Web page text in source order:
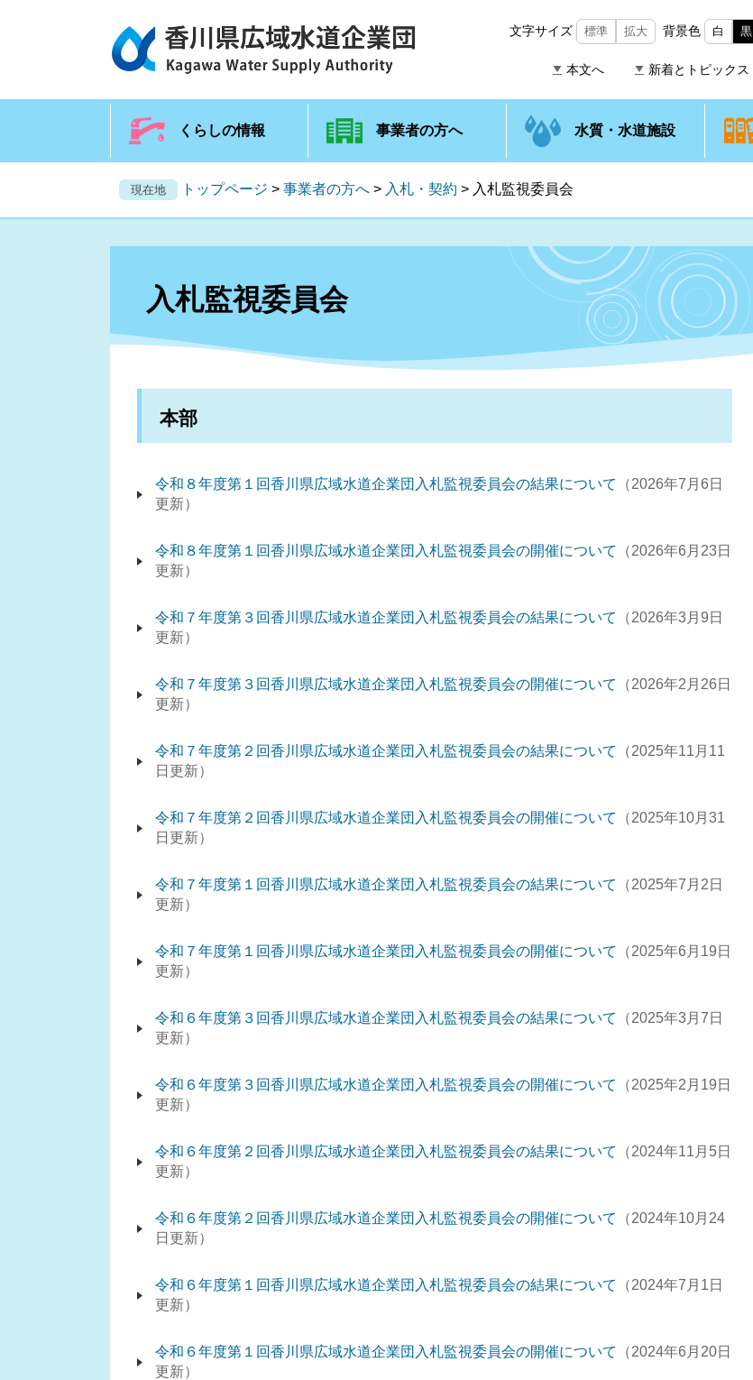
文字サイズ 標準 拡大 背景色 白 黒
本文へ 新着とトピックス
くらしの情報 事業者の方へ 水質・水道施設
現在地 トップページ > 事業者の方へ > 入札・契約 > 入札監視委員会
入札監視委員会
本部
令和８年度第１回香川県広域水道企業団入札監視委員会の結果について
2026年7月6日
更新
令和８年度第１回香川県広域水道企業団入札監視委員会の開催について
2026年6月23日
更新
令和７年度第３回香川県広域水道企業団入札監視委員会の結果について
2026年3月9日
更新
令和７年度第３回香川県広域水道企業団入札監視委員会の開催について
2026年2月26日
更新
令和７年度第２回香川県広域水道企業団入札監視委員会の結果について
2025年11月11
日更新
令和７年度第２回香川県広域水道企業団入札監視委員会の開催について
2025年10月31
日更新
令和７年度第１回香川県広域水道企業団入札監視委員会の結果について
2025年7月2日
更新
令和７年度第１回香川県広域水道企業団入札監視委員会の開催について
2025年6月19日
更新
令和６年度第３回香川県広域水道企業団入札監視委員会の結果について
2025年3月7日
更新
令和６年度第３回香川県広域水道企業団入札監視委員会の開催について
2025年2月19日
更新
令和６年度第２回香川県広域水道企業団入札監視委員会の結果について
2024年11月5日
更新
令和６年度第２回香川県広域水道企業団入札監視委員会の開催について
2024年10月24
日更新
令和６年度第１回香川県広域水道企業団入札監視委員会の結果について
2024年7月1日
更新
令和６年度第１回香川県広域水道企業団入札監視委員会の開催について
2024年6月20日
更新